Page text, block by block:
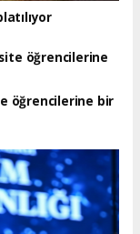
öğrencilerine bir